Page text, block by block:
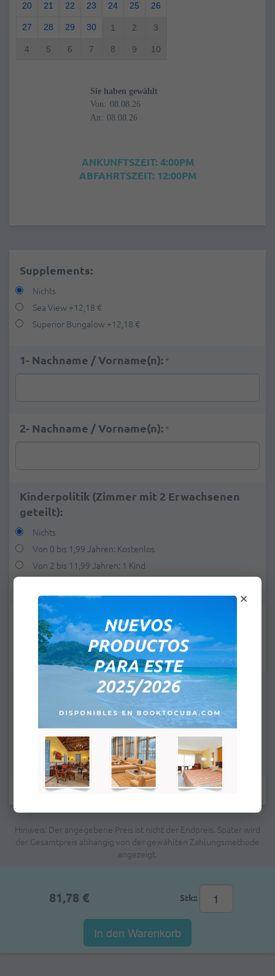
20 21 22 23 24 25 26
27 28 29 30 1 2 3
4 5 6 7 8 9 10
Sie haben gewählt
Von:
An:
ANKUNFTSZEIT: 4:00PM
ABFAHRTSZEIT: 12:00PM
Supplements:
Nichts
Sea View +12,18 €
Superior Bungalow +12,18 €
1- Nachname / Vorname(n): *
2- Nachname / Vorname(n): *
Kinderpolitik (Zimmer mit 2 Erwachsenen
geteilt):
Nichts
Von 0 bis 1,99 Jahren: Kostenlos
Von 2 bis 11,99 Jahren: 1 Kind
E-Mail:*
Felder mit Stern (*) müssen ausgefüllt werden.
Hinweis: Der angegebene Preis ist nicht der Endpreis. Später wird
der Gesamtpreis abhängig von der gewählten Zahlungsmethode
angezeigt.
81,78 € Stk::
In den Warenkorb
×